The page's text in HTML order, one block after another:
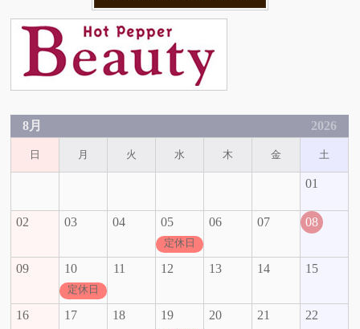
8月 2026
日 月 火 水 木 金 土
01
02 03 04 05
定休日
06 07 08
09 10
定休日
11 12 13 14 15
16 17 18 19 20 21 22